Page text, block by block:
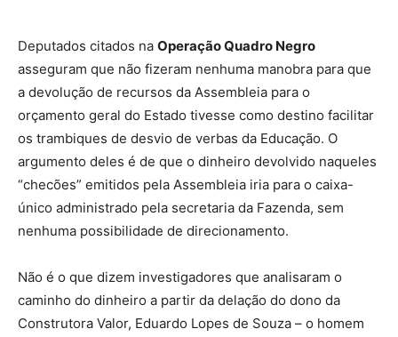
Deputados citados na Operação Quadro Negro
asseguram que não fizeram nenhuma manobra para que
a devolução de recursos da Assembleia para o
orçamento geral do Estado tivesse como destino facilitar
os trambiques de desvio de verbas da Educação. O
argumento deles é de que o dinheiro devolvido naqueles
“checões” emitidos pela Assembleia iria para o caixa-
único administrado pela secretaria da Fazenda, sem
nenhuma possibilidade de direcionamento.
Não é o que dizem investigadores que analisaram o
caminho do dinheiro a partir da delação do dono da
Construtora Valor, Eduardo Lopes de Souza – o homem